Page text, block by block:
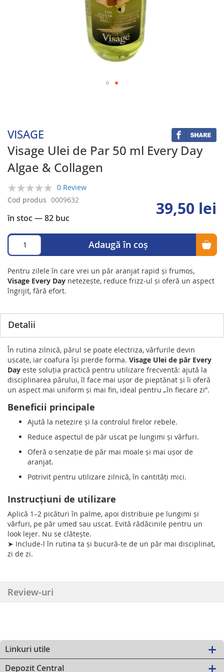
VISAGE
Visage Ulei de Par 50 ml Every Day
Algae & Collagen
0%
0 Review
în stoc— 82 buc
Cod produs 0009632 39,50 lei
Adaugă în coș
Pentru zilele în care vrei un păr aranjat rapid și frumos,
Visage Every Day netezește, reduce frizz-ul și oferă un aspect
îngrijit, fără efort.
the
images
gallery
Detalii
În rutina zilnică, părul se poate electriza, vârfurile devin
uscate, iar coafura își pierde forma. Visage Ulei de păr Every
Day este soluția practică pentru utilizare frecventă: ajută la
disciplinarea părului, îl face mai ușor de pieptănat și îi oferă
un aspect mai uniform și mai fin, ideal pentru „în fiecare zi”.
Beneficii principale
Ajută la netezire și la controlul firelor rebele.
Reduce aspectul de păr uscat pe lungimi și vârfuri.
Oferă o senzație de păr mai moale și mai ușor de
aranjat.
Potrivit pentru utilizare zilnică, în cantități mici.
Instrucțiuni de utilizare
Aplică 1–2 picături în palme, apoi distribuie pe lungimi și
vârfuri, pe păr umed sau uscat. Evită rădăcinile pentru un
look lejer. Nu se clătește.
➤ Include-l în rutina ta și bucură-te de un păr mai disciplinat,
zi de zi.
Review-uri
Linkuri utile
Depozit Central